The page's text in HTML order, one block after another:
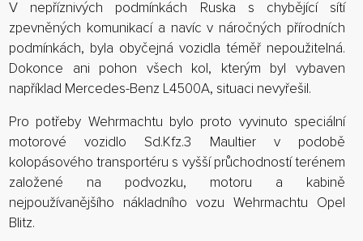
V nepříznivých podmínkách Ruska s chybějící sítí
zpevněných komunikací a navíc v náročných přírodních
podmínkách, byla obyčejná vozidla téměř nepoužitelná.
Dokonce ani pohon všech kol, kterým byl vybaven
například Mercedes-Benz L4500A, situaci nevyřešil.
Pro potřeby Wehrmachtu bylo proto vyvinuto speciální
motorové vozidlo Sd.Kfz.3 Maultier v podobě
kolopásového transportéru s vyšší průchodností terénem
založené na podvozku, motoru a kabině
nejpoužívanějšího nákladního vozu Wehrmachtu Opel
Blitz.